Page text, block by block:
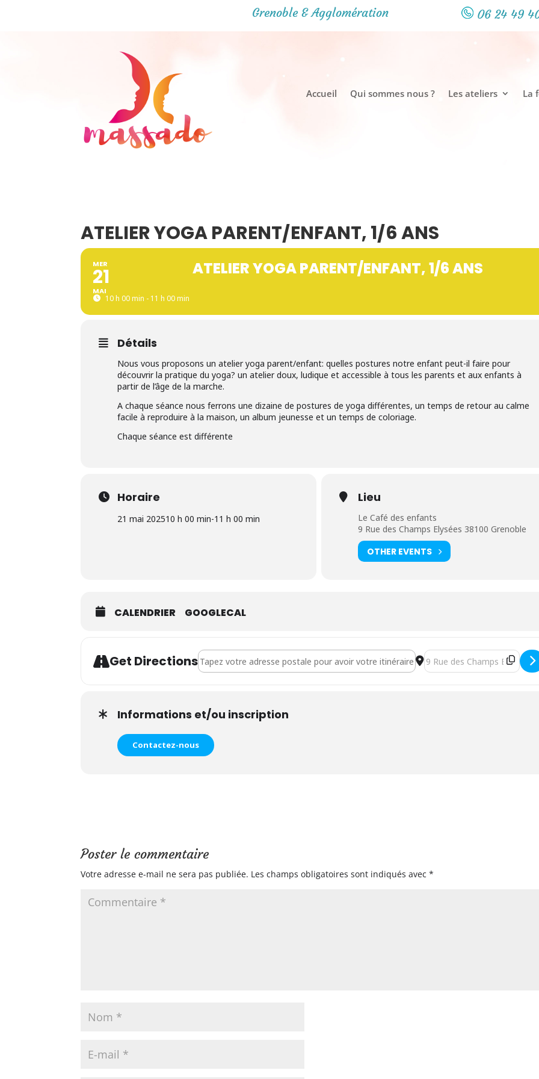
Grenoble & Agglomération 06 24 49
Accueil Qui sommes nous ? Les ateliers La
ATELIER YOGA PARENT/ENFANT, 1/6 ANS
MER
21
MAI
10 h 00 min - 11 h 00 min
ATELIER YOGA PARENT/ENFANT, 1/6 ANS
Détails
Nous vous proposons un atelier yoga parent/enfant: quelles postures notre enfant peut-il faire pour
découvrir la pratique du yoga? un atelier doux, ludique et accessible à tous les parents et aux enfants à
partir de l’âge de la marche.
A chaque séance nous ferrons une dizaine de postures de yoga différentes, un temps de retour au calme
facile à reproduire à la maison, un album jeunesse et un temps de coloriage.
Chaque séance est différente
Horaire
21 mai 202510 h 00 min-11 h 00 min
Lieu
Le Café des enfants
9 Rue des Champs Elysées 38100 Grenoble
OTHER EVENTS
CALENDRIER GOOGLECAL
Get DirectionsAddress - Atelier yoga parent/enfant, 1/6 ans [Ca7oXZNec]Destination Address -
Informations et/ou inscription
Contactez-nous
Poster le commentaire
Votre adresse e-mail ne sera pas publiée. Les champs obligatoires sont indiqués avec*